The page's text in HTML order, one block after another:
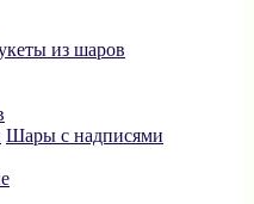
из шаров
Шары с надписями